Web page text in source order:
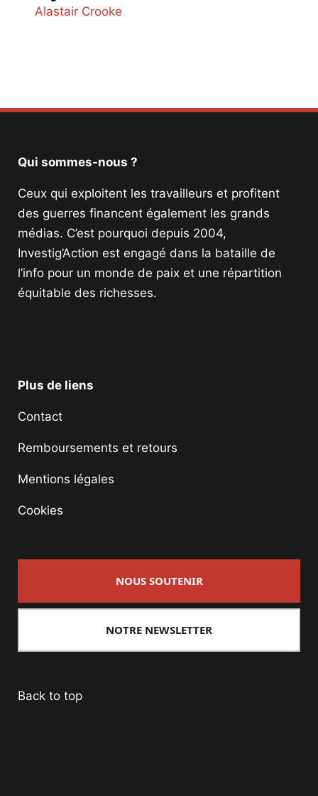
Alastair Crooke
Qui sommes-nous ?
Ceux qui exploitent les travailleurs et profitent
des guerres financent également les grands
médias. C’est pourquoi depuis 2004,
Investig’Action est engagé dans la bataille de
l’info pour un monde de paix et une répartition
équitable des richesses.
Plus de liens
Contact
Remboursements et retours
Mentions légales
Cookies
NOUS SOUTENIR
NOTRE NEWSLETTER
Back to top